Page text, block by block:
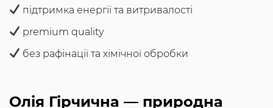
підтримка енергії та витривалості
premium quality
без рафінації та хімічної обробки
Олія Гірчична — природна